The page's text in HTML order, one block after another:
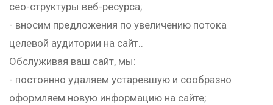
сео-структуры веб-ресурса;
- вносим предложения по увеличению потока
целевой аудитории на сайт..
Обслуживая ваш сайт, мы:
- постоянно удаляем устаревшую и сообразно
оформляем новую информацию на сайте;